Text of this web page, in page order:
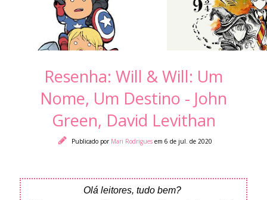
Resenha: Will & Will: Um
Nome, Um Destino - John
Green, David Levithan
Publicado por Mari Rodrigues em 6 de jul. de 2020
Olá leitores, tudo bem?